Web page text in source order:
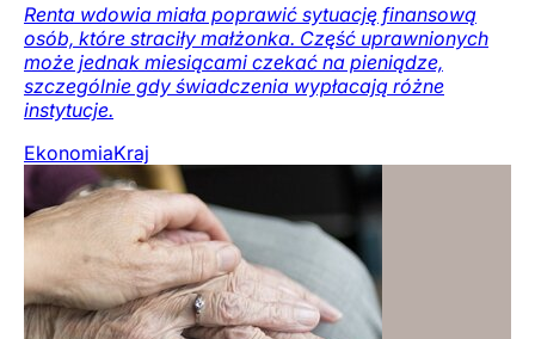
Renta wdowia miała poprawić sytuację finansową
osób, które straciły małżonka. Część uprawnionych
może jednak miesiącami czekać na pieniądze,
szczególnie gdy świadczenia wypłacają różne
instytucje.
EkonomiaKraj